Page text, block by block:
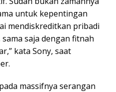
untuk kepentingan
mendiskreditkan pribadi
saja dengan fitnah
kata Sony, saat
massifnya serangan